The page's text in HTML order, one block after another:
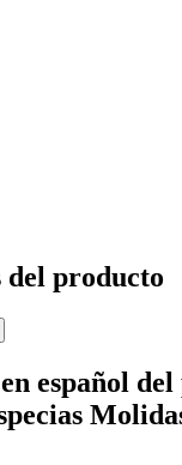
del producto
español